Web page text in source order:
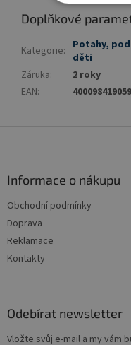
Doplňkové
Kategorie: Potahy,
děti
Záruka:
2 roky
EAN:
Informace o nákupu
Obchodní podmínky
Doprava
Reklamace
Kontakty
Odebírat newsletter
Vložte svůj e-mail a my vám